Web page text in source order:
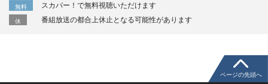
無料 スカパー！で無料視聴いただけます
休 番組放送の都合上休止となる可能性があります
ページの先頭へ